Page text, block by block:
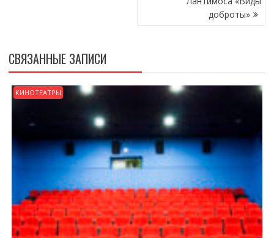
доброты»
СВЯЗАННЫЕ ЗАПИСИ
КИНОТЕАТРЫ